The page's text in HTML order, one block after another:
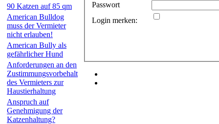
90 Katzen auf 85 qm
American Bulldog
muss der Vermieter
nicht erlauben!
American Bully als
gefährlicher Hund
Anforderungen an den
Zustimmungsvorbehalt
des Vermieters zur
Haustierhaltung
Anspruch auf
Genehmigung der
Katzenhaltung?
Passwort
Login merken: